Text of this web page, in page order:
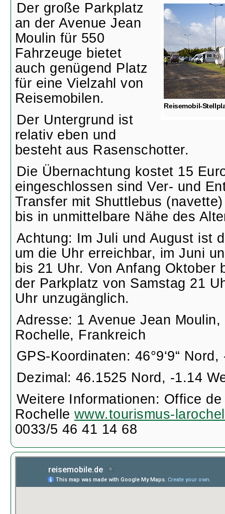
Reisemobil-
Der große Parkplatz
an der Avenue Jean
Moulin für 550
Fahrzeuge bietet
auch genügend Platz
für eine Vielzahl von
Reisemobilen.
Der Untergrund ist
relativ eben und
besteht aus Rasenschotter.
Die Übernachtung kostet 15
eingeschlossen sind Ver- und
Transfer mit Shuttlebus
bis in unmittelbare Nähe des
Achtung: Im Juli und August ist
um die Uhr erreichbar, im Juni
bis 21 Uhr. Von Anfang Oktober
der Parkplatz von Samstag 21
Uhr unzugänglich.
Adresse: 1 Avenue Jean Moulin,
Rochelle, Frankreich
GPS-Koordinaten: 46°9‘9“ Nord,
Dezimal: 46.1525 Nord, -1.14
Weitere Informationen: Office de
Rochelle www.tourismus-
0033/5 46 41 14 68